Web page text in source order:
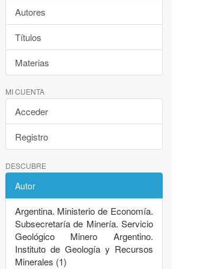
Autores
Títulos
Materias
MI CUENTA
Acceder
Registro
DESCUBRE
Autor
Argentina. Ministerio de Economía.
Subsecretaría de Minería. Servicio
Geológico Minero Argentino.
Instituto de Geología y Recursos
Minerales (1)